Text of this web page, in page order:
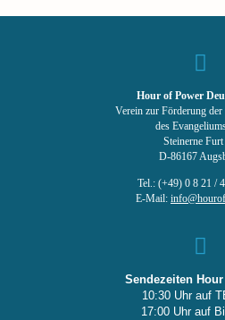
Hour of Power
Verein zur Förderung
des
Steinerne
D-86167
Tel.: (+49) 0 8 21 /
E-Mail:
Sendezeiten
10:30 Uhr auf
17:00 Uhr auf